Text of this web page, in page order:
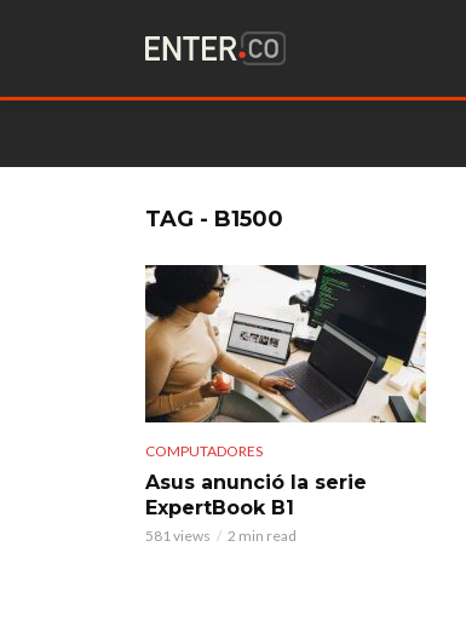
TAG - B1500
COMPUTADORES
Asus anunció la serie
ExpertBook B1
581 views 2 min read